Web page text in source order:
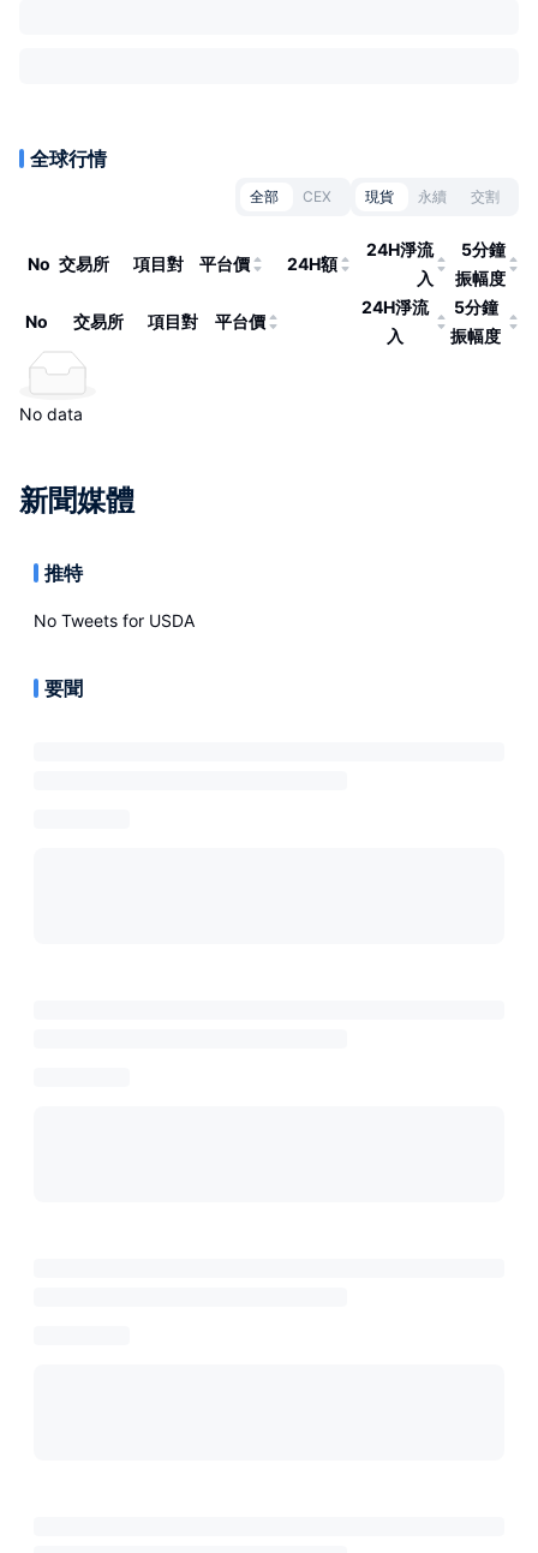
全球行情
全部 CEX 現貨 永續 交割
No 交易所 項目對 平台價 24H額
24H淨流
入
5分鐘
振幅度
No 交易所 項目對 平台價
24H淨流
入
5分鐘
振幅度
No data
新聞媒體
推特
No Tweets for USDA
要聞